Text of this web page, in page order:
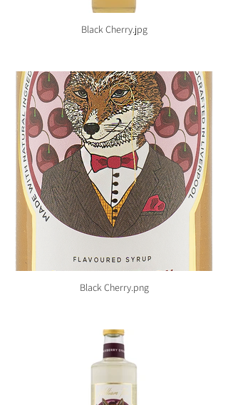
Black Cherry.jpg
Black Cherry.png